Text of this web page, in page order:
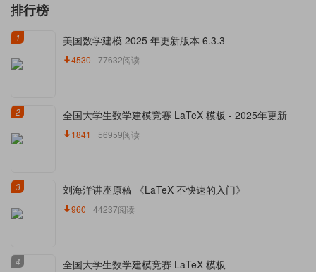
排行榜
1 美国数学建模 2025 年更新版本 6.3.3
4530 77632阅读
2 全国大学生数学建模竞赛 LaTeX 模板 - 2025年更新
1841 56959阅读
3 刘海洋讲座原稿 《LaTeX 不快速的入门》
960 44237阅读
4 全国大学生数学建模竞赛 LaTeX 模板